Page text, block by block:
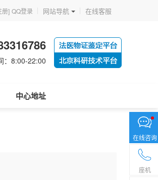
册] QQ登录 网站导航 在线客服
：8:00-22:00
中心地址
在线咨询
座机